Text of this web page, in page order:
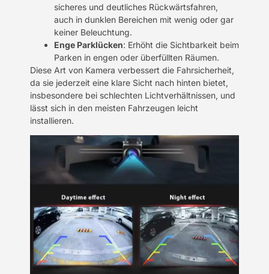
sicheres und deutliches Rückwärtsfahren,
auch in dunklen Bereichen mit wenig oder gar
keiner Beleuchtung.
Enge Parklücken: Erhöht die Sichtbarkeit beim
Parken in engen oder überfüllten Räumen.
Diese Art von Kamera verbessert die Fahrsicherheit,
da sie jederzeit eine klare Sicht nach hinten bietet,
insbesondere bei schlechten Lichtverhältnissen, und
lässt sich in den meisten Fahrzeugen leicht
installieren.